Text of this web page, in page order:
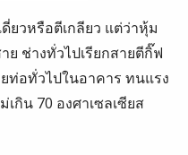
ยวหรือตีเกลียว แต่ว่าหุ้ม
ย ช่างทั่วไปเรียกสายตีกิ๊ฟ
ท่อทั่วไปในอาคาร ทนแรง
กิน 70 องศาเซลเซียส